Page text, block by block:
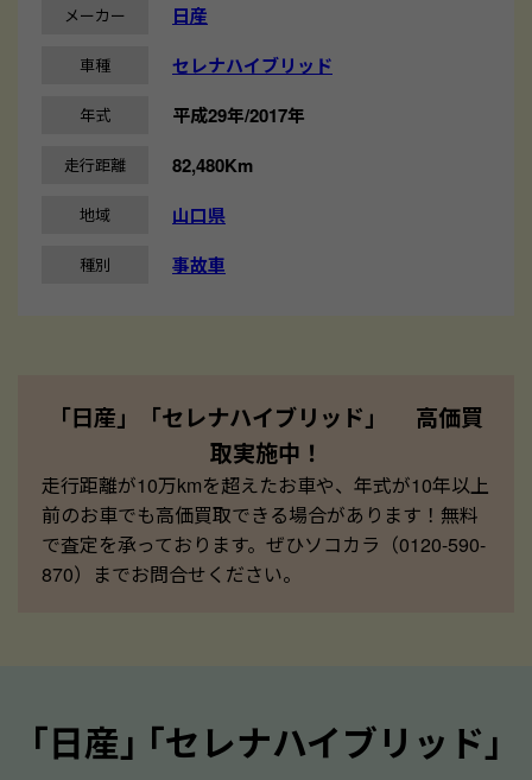
メーカー 日産
車種 セレナハイブリッド
年式 平成29年/2017年
走行距離 82,480Km
地域 山口県
種別 事故車
「日産」「セレナハイブリッド」 高価買
取実施中！
走行距離が10万kmを超えたお車や、年式が10年以上
前のお車でも高価買取できる場合があります！無料
で査定を承っております。ぜひソコカラ（0120-590-
870）までお問合せください。
｢日産｣ ｢セレナハイブリッド｣